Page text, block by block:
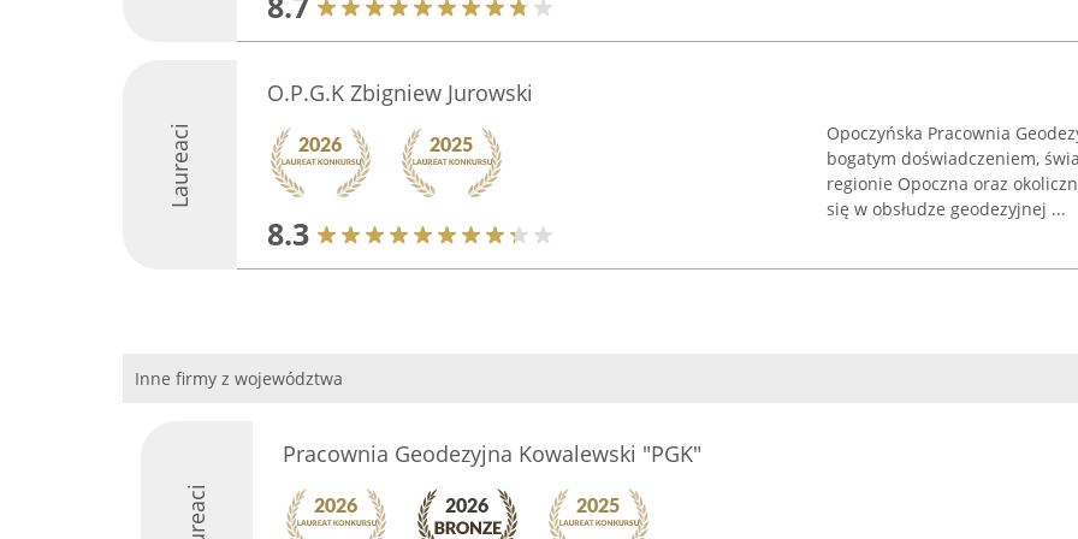
Laureaci
O.P.G.K Zbigniew Jurowski
8.3
Opoczyńska Pracownia
bogatym doświadczeniem,
regionie Opoczna oraz
się w obsłudze geodezyjnej ...
Inne firmy z województwa
Pracownia Geodezyjna Kowalewski "PGK"